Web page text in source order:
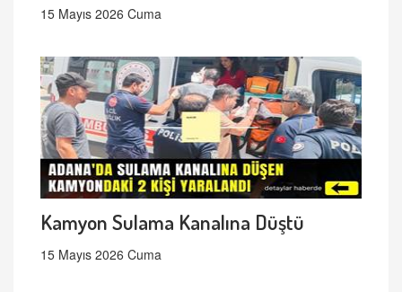
15 Mayıs 2026 Cuma
Kamyon Sulama Kanalına Düştü
15 Mayıs 2026 Cuma